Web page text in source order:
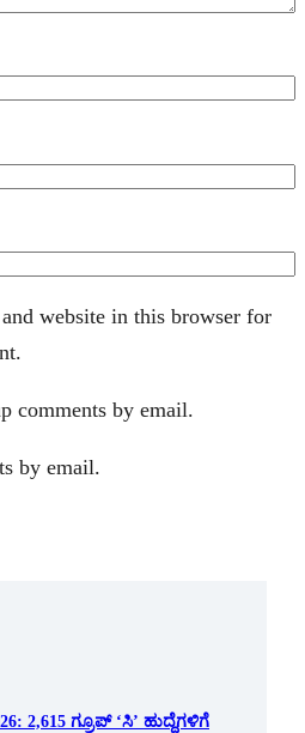
website in this browser for
comments by email.
by email.
2,615 ಗ್ರೂಪ್ ‘ಸಿ’ ಹುದ್ದೆಗಳಿಗೆ